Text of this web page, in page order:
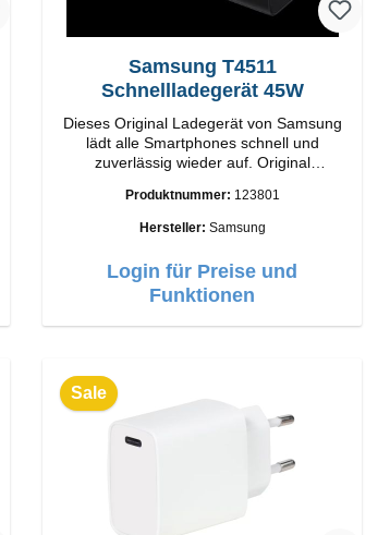
Samsung T4511
Schnellladegerät 45W
Dieses Original Ladegerät von Samsung
lädt alle Smartphones schnell und
zuverlässig wieder auf. Original
VerarbeitungAnschlüss: USB-C Output:
USB-C: 45W Farbe: Schwarz
Produktnummer: 123801
Hersteller: Samsung
Login für Preise und
Funktionen
Sale